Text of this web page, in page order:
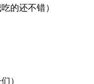
的还不错）
）